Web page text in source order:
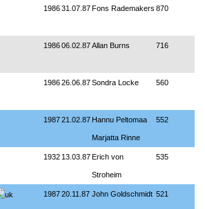
198631.07.87Fons Rademakers 870
198606.02.87Allan Burns 716
198626.06.87Sondra Locke 560
198721.02.87 Hannu Peltomaa
Marjatta Rinne
552
1932 13.03.87Erich von
Stroheim
535
198720.11.87 John Goldschmidt 521